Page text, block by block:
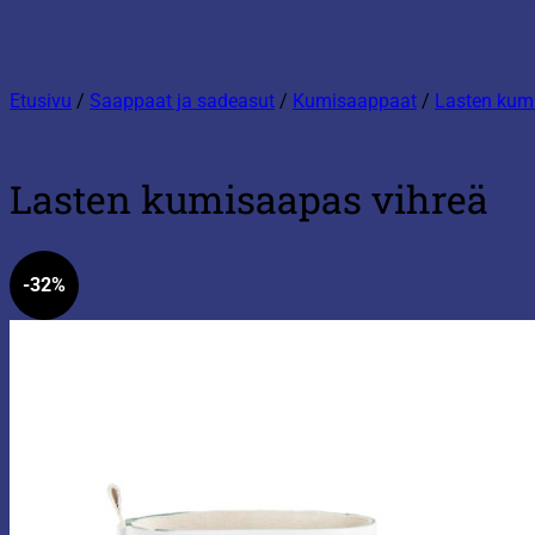
Etusivu / Saappaat ja sadeasut / Kumisaappaat / Lasten
Lasten kumisaapas vihreä
-32%